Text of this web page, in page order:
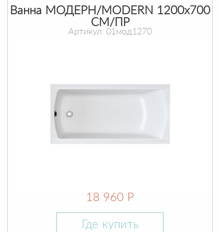
Ванна МОДЕРН/MODERN 1200х700
СМ/ПР
Артикул: 01мод1270
18 960 Р
Где купить